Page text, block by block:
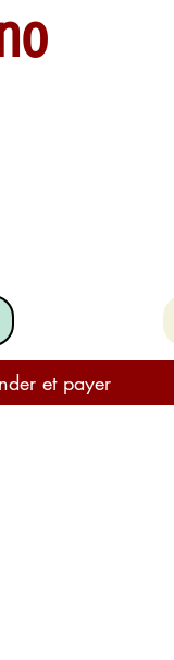
étoiles selon 1 avis
et payer